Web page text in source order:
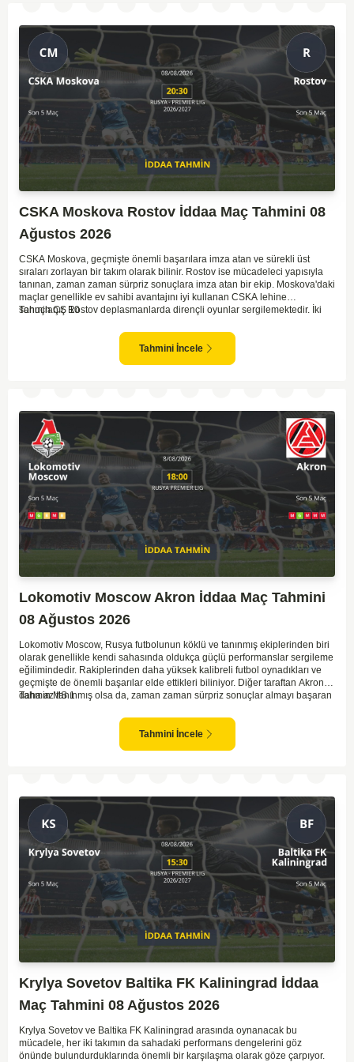
CSKA Moskova Rostov İddaa Maç Tahmini 08
Ağustos 2026
CSKA Moskova, geçmişte önemli başarılara imza atan ve sürekli üst
sıraları zorlayan bir takım olarak bilinir. Rostov ise mücadeleci yapısıyla
tanınan, zaman zaman sürpriz sonuçlara imza atan bir ekip. Moskova'daki
maçlar genellikle ev sahibi avantajını iyi kullanan CSKA lehine
sonuçlanır. Rostov deplasmanlarda dirençli oyunlar sergilemektedir. İki
göstermektedir. CSKA'nın evinde oynayacak olması ve genel istatistikler
göz önüne alındığında, CSKA'nın sahasında kolay kolay puan
kaybetmeyeceğini söyleyebiliriz.
Tahmin ÇŞ 10
Tahmini İncele
Lokomotiv Moscow Akron İddaa Maç Tahmini
08 Ağustos 2026
Lokomotiv Moscow, Rusya futbolunun köklü ve tanınmış ekiplerinden biri
olarak genellikle kendi sahasında oldukça güçlü performanslar sergileme
eğilimindedir. Rakiplerinden daha yüksek kalibreli futbol oynadıkları ve
geçmişte de önemli başarılar elde ettikleri biliniyor. Diğer taraftan Akron,
daha az tanınmış olsa da, zaman zaman sürpriz sonuçlar almayı başaran
ve güçlü ekipler karşısında istikrarlı bir performans sergilemekte
zorlanabilirler. Lokomotiv Moscow'un mevcut form durumunun ve evinde
oynama avantajının, bu karşılaşmada belirleyici olması muhtemel
Tahmin MS 1
Tahmini İncele
Krylya Sovetov Baltika FK Kaliningrad İddaa
Maç Tahmini 08 Ağustos 2026
Krylya Sovetov ve Baltika FK Kaliningrad arasında oynanacak bu
mücadele, her iki takımın da sahadaki performans dengelerini göz
önünde bulundurduklarında önemli bir karşılaşma olarak göze çarpıyor.